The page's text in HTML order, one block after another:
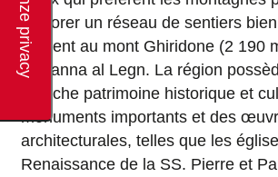
explorer un réseau de sentiers
mènent au mont Ghiridone (2 190
Capanna al Legn. La région
un riche patrimoine historique et
monuments importants et des
architecturales, telles que les
Renaissance de la SS. Pierre et